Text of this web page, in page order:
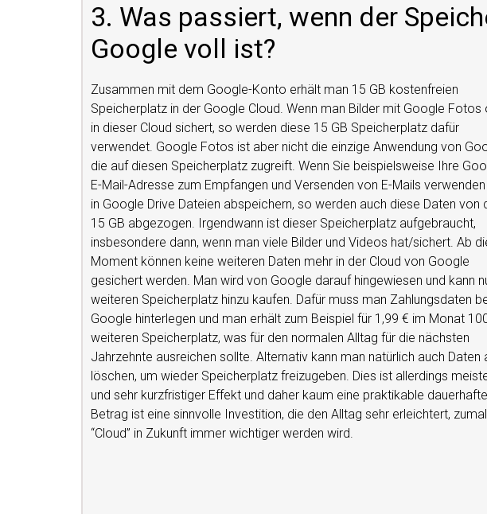
3. Was passiert, wenn der
Google voll ist?
Zusammen mit dem Google-Konto erhält man 15 GB kostenfreien
Speicherplatz in der Google Cloud. Wenn man Bilder mit Google Fotos
in dieser Cloud sichert, so werden diese 15 GB Speicherplatz dafür
verwendet. Google Fotos ist aber nicht die einzige Anwendung von
die auf diesen Speicherplatz zugreift. Wenn Sie beispielsweise Ihre
E-Mail-Adresse zum Empfangen und Versenden von E-Mails
in Google Drive Dateien abspeichern, so werden auch diese Daten von
15 GB abgezogen. Irgendwann ist dieser Speicherplatz aufgebraucht,
insbesondere dann, wenn man viele Bilder und Videos hat/sichert. Ab
Moment können keine weiteren Daten mehr in der Cloud von Google
gesichert werden. Man wird von Google darauf hingewiesen und kann
weiteren Speicherplatz hinzu kaufen. Dafür muss man Zahlungsdaten
Google hinterlegen und man erhält zum Beispiel für 1,99 € im Monat
weiteren Speicherplatz, was für den normalen Alltag für die nächsten
Jahrzehnte ausreichen sollte. Alternativ kann man natürlich auch Daten
löschen, um wieder Speicherplatz freizugeben. Dies ist allerdings
und sehr kurzfristiger Effekt und daher kaum eine praktikable
Betrag ist eine sinnvolle Investition, die den Alltag sehr erleichtert,
“Cloud” in Zukunft immer wichtiger werden wird.